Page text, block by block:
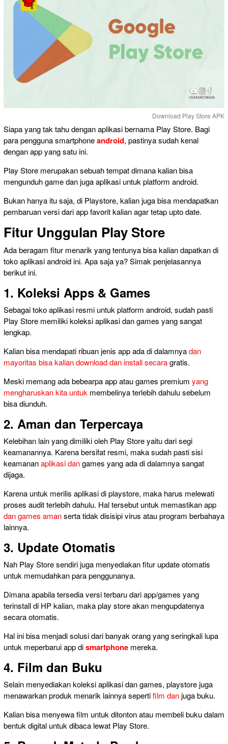
Download Play Store APK
Siapa yang tak tahu dengan aplikasi bernama Play Store. Bagi
para pengguna smartphoneandroid, pastinya sudah kenal
dengan app yang satu ini.
Play Store merupakan sebuah tempat dimana kalian bisa
mengunduh game dan juga aplikasi untuk platform android.
Bukan hanya itu saja, di Playstore, kalian juga bisa mendapatkan
pembaruan versi dari app favorit kalian agar tetap upto date.
Fitur Unggulan Play Store
Ada beragam fitur menarik yang tentunya bisa kalian dapatkan di
toko aplikasi android ini. Apa saja ya? Simak penjelasannya
berikut ini.
1. Koleksi Apps & Games
Sebagai toko aplikasi resmi untuk platform android, sudah pasti
Play Store memiliki koleksi aplikasi dan games yang sangat
lengkap.
Kalian bisa mendapati ribuan jenis app ada di dalamnyadan
mayoritas bisa kalian download dan install secaragratis.
Meski memang ada bebearpa app atau games premium yang
mengharuskan kita untuk membelinya terlebih dahulu sebelum
bisa diunduh.
2. Aman dan Terpercaya
Kelebihan lain yang dimiliki oleh Play Store yaitu dari segi
keamanannya. Karena bersifat resmi, maka sudah pasti sisi
keamananaplikasi dangames yang ada di dalamnya sangat
dijaga.
Karena untuk merilis aplikasi di playstore, maka harus melewati
proses audit terlebih dahulu. Hal tersebut untuk memastikan app
dan games amanserta tidak disisipi virus atau program berbahaya
lainnya.
3. Update Otomatis
Nah Play Store sendiri juga menyediakan fitur update otomatis
untuk memudahkan para penggunanya.
Dimana apabila tersedia versi terbaru dari app/games yang
terinstall di HP kalian, maka play store akan mengupdatenya
secara otomatis.
Hal ini bisa menjadi solusi dari banyak orang yang seringkali lupa
untuk meperbarui app dismartphone mereka.
4. Film dan Buku
Selain menyediakan koleksi aplikasi dan games, playstore juga
menawarkan produk menarik lainnya sepertifilm danjuga buku.
Kalian bisa menyewa film untuk ditonton atau membeli buku dalam
bentuk digital untuk dibaca lewat Play Store.